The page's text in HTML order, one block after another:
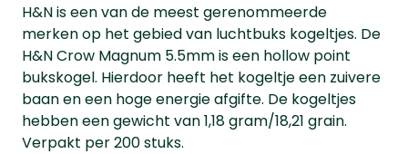
H&N is een van de meest gerenommeerde
merken op het gebied van luchtbuks kogeltjes. De
H&N Crow Magnum 5.5mm is een hollow point
bukskogel. Hierdoor heeft het kogeltje een zuivere
baan en een hoge energie afgifte. De kogeltjes
hebben een gewicht van 1,18 gram/18,21 grain.
Verpakt per 200 stuks.